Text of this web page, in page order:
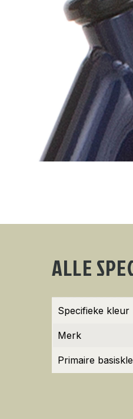
ALLE
Specifieke kleur
Merk
Primaire